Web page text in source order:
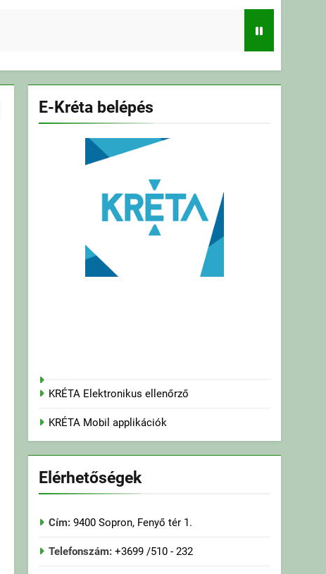
E-Kréta belépés
KRÉTA Elektronikus ellenőrző
KRÉTA Mobil applikációk
Elérhetőségek
Cím: 9400 Sopron, Fenyő tér 1.
Telefonszám: +3699 /510 - 232